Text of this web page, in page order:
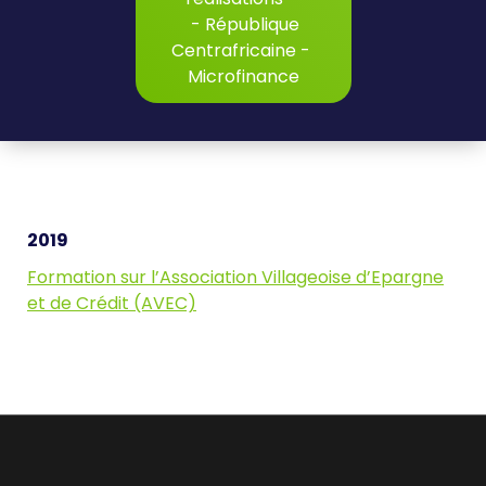
- République
Centrafricaine -
Microfinance
2019
Formation sur l’Association Villageoise d’Epargne
et de Crédit (AVEC)